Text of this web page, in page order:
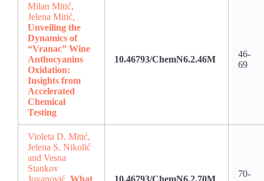
Milan Mitić,
Jelena Mitić,
Unveiling the
Dynamics of
“Vranac” Wine
Anthocyanins
Oxidation:
Insights from
Accelerated
Chemical
Testing
10.46793/ChemN6.2.46M
46-
69
Violeta D. Mitić,
Jelena S. Nikolić
and Vesna
Stankov
Jovanović, What
10.46793/ChemN6.2.70M
70-